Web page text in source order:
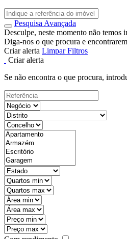
Pesquisa Avançada
Desculpe, neste momento não temos
Diga-nos o que procura e
Criar alerta Limpar Filtros
Criar alerta
Se não encontra o que procura,